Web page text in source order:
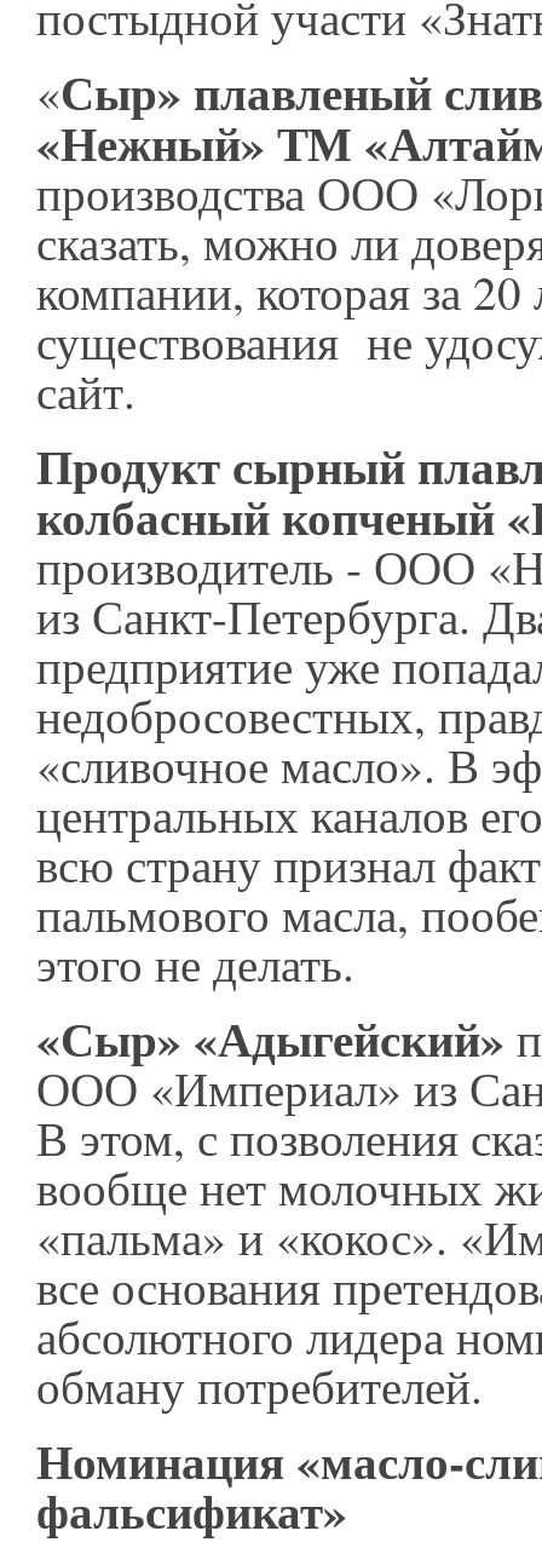
постыдной участи
«Сыр» плавленый
«Нежный» ТМ
производства ООО
сказать, можно ли
компании, которая за 20
существования не
сайт.
Продукт сырный
колбасный копченый
производитель - ООО
из Санкт-Петербурга.
предприятие уже
недобросовестных,
«сливочное масло». В
центральных каналов
всю страну признал
пальмового масла,
этого не делать.
«Сыр» «Адыгейский»
ООО «Империал» из
В этом, с позволения
вообще нет молочных
«пальма» и «кокос».
все основания
абсолютного лидера
обману потребителей.
Номинация «масло-
фальсификат»